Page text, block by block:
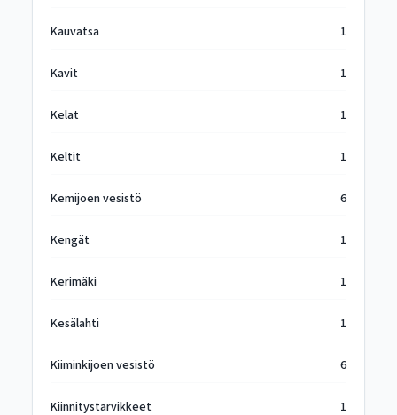
Kauvatsa 1
Kavit 1
Kelat 1
Keltit 1
Kemijoen vesistö 6
Kengät 1
Kerimäki 1
Kesälahti 1
Kiiminkijoen vesistö 6
Kiinnitystarvikkeet 1